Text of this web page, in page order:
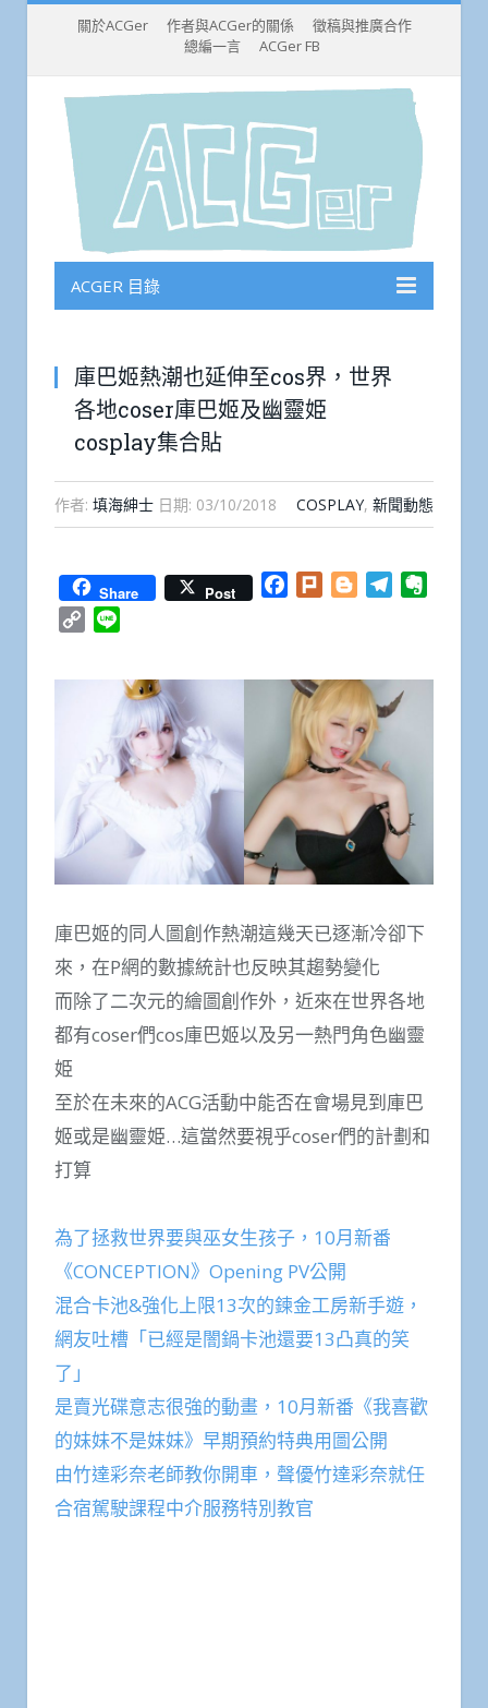
關於ACGer 作者與ACGer的關係
徵稿與推廣合作
總編一言
ACGer FB
ACGER 目錄
庫巴姬熱潮也延伸至cos界，世界
各地coser庫巴姬及幽靈姫
cosplay集合貼
作者: 填海紳士 日期: 03/10/2018 COSPLAY, 新聞動態
Share Post Facebook
Plurk BloggerTelegram
Copy
庫巴姬的同人圖創作熱潮這幾天已逐漸冷卻下
來，在P網的數據統計也反映其趨勢變化
而除了二次元的繪圖創作外，近來在世界各地
都有coser們cos庫巴姬以及另一熱門角色幽靈
姫
至於在未來的ACG活動中能否在會場見到庫巴
姬或是幽靈姫…這當然要視乎coser們的計劃和
打算
為了拯救世界要與巫女生孩子，10月新番
《CONCEPTION》Opening PV公開
混合卡池&強化上限13次的鍊金工房新手遊，
網友吐槽「已經是闇鍋卡池還要13凸真的笑
了」
是賣光碟意志很強的動畫，10月新番《我喜歡
的妹妹不是妹妹》早期預約特典用圖公開
由竹達彩奈老師教你開車，聲優竹達彩奈就任
合宿駕駛課程中介服務特別教官